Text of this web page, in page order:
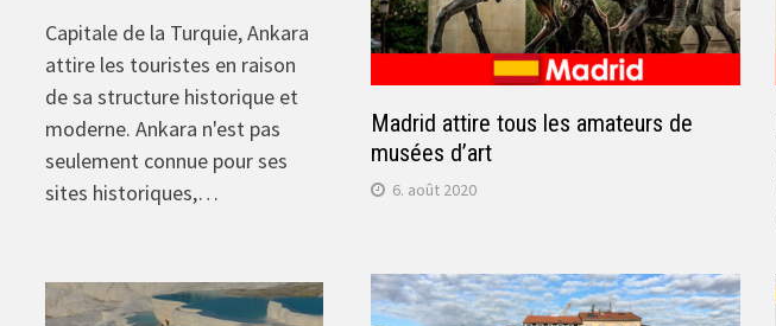
Madrid attire tous les amateurs de
musées d’art
6. août 2020
Capitale de la Turquie, Ankara
attire les touristes en raison
de sa structure historique et
moderne. Ankara n'est pas
seulement connue pour ses
sites historiques,…